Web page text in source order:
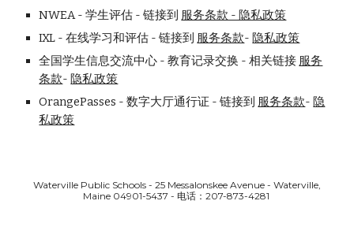
NWEA - 学生评估 - 链接到 服务条款 - 隐私政策
IXL - 在线学习和评估 - 链接到 服务条款- 隐私政策
全国学生信息交流中心 - 教育记录交换 - 相关链接 服务
条款- 隐私政策
OrangePasses - 数字大厅通行证 - 链接到 服务条款- 隐
私政策
Waterville Public Schools - 25 Messalonskee Avenue - Waterville,
Maine 04901-5437 - 电话：207-873-4281